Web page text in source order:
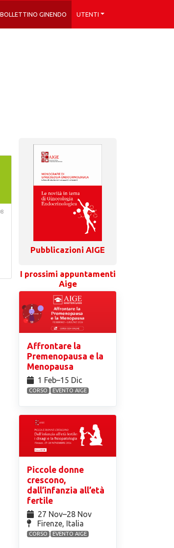
BOLLETTINO GINENDO UTENTI
Pubblicazioni AIGE
I prossimi appuntamenti
Aige
Affrontare la
Premenopausa e la
Menopausa
1 Feb⁠–15 Dic
CORSO EVENTO AIGE
Piccole donne
crescono,
dall’infanzia all’età
fertile
27 Nov⁠–28 Nov
Firenze, Italia
CORSO EVENTO AIGE